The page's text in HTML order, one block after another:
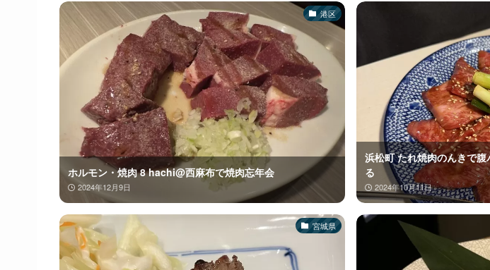
港区
ホルモン・焼肉 8 hachi@西麻布で焼肉忘年会
2024年12月9日
浜松町 たれ焼肉のんきで
る
2024年10月11日
宮城県